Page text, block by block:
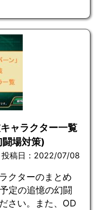
ャラクター一覧
場対策)
投稿日：2022/07/08
クターのまとめ
定の追憶の幻闘
さい。また、OD